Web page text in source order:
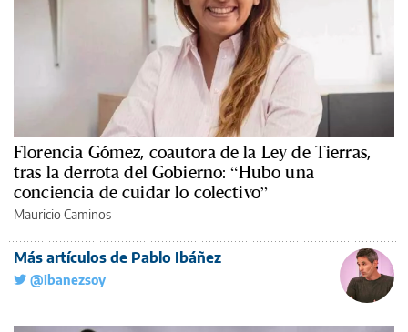
Florencia Gómez, coautora de la Ley de Tierras,
tras la derrota del Gobierno: “Hubo una
conciencia de cuidar lo colectivo”
Mauricio Caminos
Más artículos de Pablo Ibáñez
@ibanezsoy